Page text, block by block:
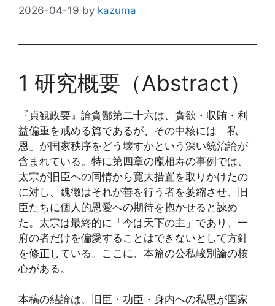
2026-04-19 by kazuma
1 研究概要（Abstract）
『貞観政要』論貪鄙第二十六は、貪欲・収賄・利
益偏重を戒める篇であるが、その中核には「私
恩」が国家秩序をどう壊すかという深い統治論が
含まれている。特に第四章の龐相寿の事例では、
太宗が旧臣への同情から寛大措置を取りかけたの
に対し、魏徴はそれが善を行う者を萎縮させ、旧
臣たちに個人的恩愛への期待を抱かせると諫め
た。太宗は最終的に「今は天下の主」であり、一
府の者だけを偏愛することはできないとして方針
を修正している。ここに、本篇の公私峻別論の核
心がある。
本稿の結論は、旧臣・功臣・身内への私恩が国家